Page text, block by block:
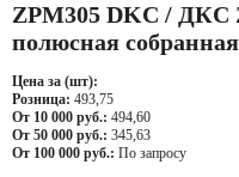
ZPM305 DKC / ДКС
полюсная
Цена за (шт):
Розница: 493,75
От 10 000 руб.: 494,60
От 50 000 руб.: 345,63
От 100 000 руб.: По запросу